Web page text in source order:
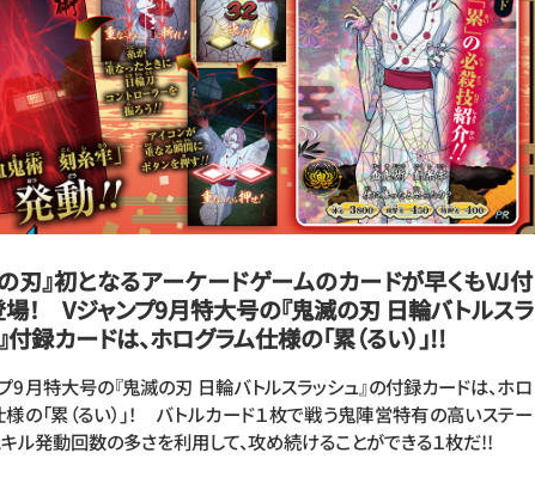
刃』初となるアーケードゲームのカードが早くもVJ付
！ Vジャンプ9月特大号の『鬼滅の刃 日輪バトルスラ
付録カードは、ホログラム仕様の「累（るい）」!!
9月特大号の『鬼滅の刃 日輪バトルスラッシュ』の付録カードは、ホロ
の「累（るい）」！ バトルカード１枚で戦う鬼陣営特有の高いステー
ル発動回数の多さを利用して、攻め続けることができる１枚だ!!